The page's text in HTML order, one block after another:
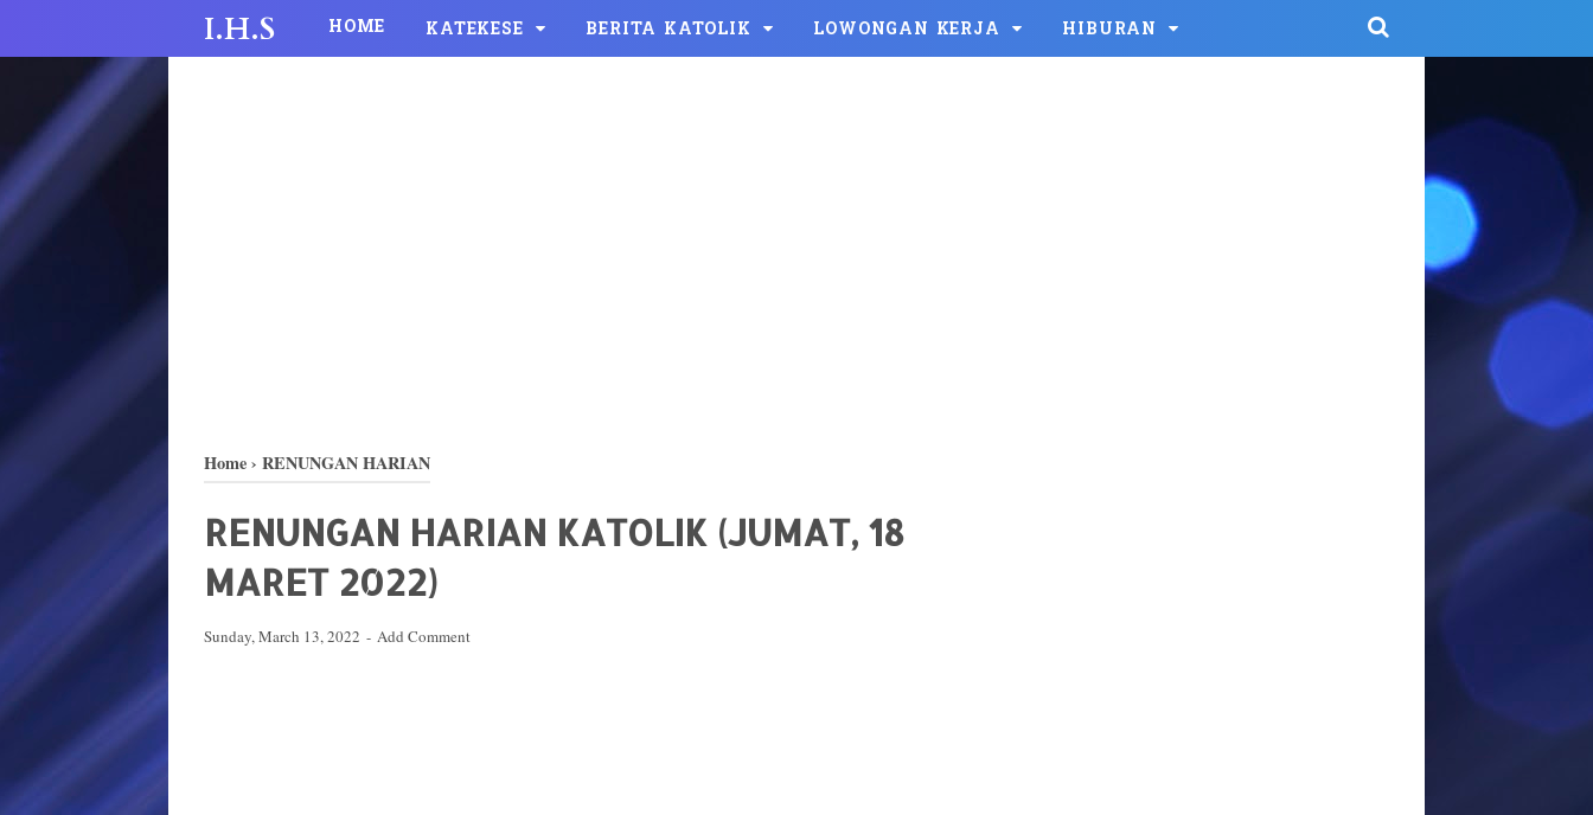
I.H.S HOME KATEKESE BERITA KATOLIK LOWONGAN KERJA HIBURAN
Home› RENUNGAN HARIAN
RENUNGAN HARIAN KATOLIK (JUMAT, 18
MARET 2022)
Sunday, March 13, 2022 Add Comment